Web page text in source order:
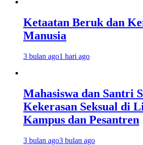
Ketaatan Beruk dan
Manusia
3 bulan ago1 hari ago
Mahasiswa dan Santri
Kekerasan Seksual di
Kampus dan Pesantren
3 bulan ago3 bulan ago